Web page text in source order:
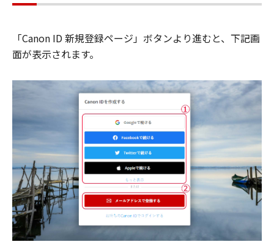
「Canon ID 新規登録ページ」ボタンより進むと、下記画
面が表示されます。